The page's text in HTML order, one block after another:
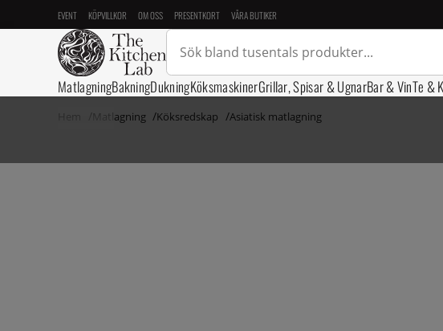
EVENT KÖPVILLKOR OM OSS PRESENTKORT VÅRA BUTIKER
MatlagningBakningDukningKöksmaskinerGrillar, Spisar & UgnarBar & VinTe &
Matlagning Köksredskap Asiatisk matlagning